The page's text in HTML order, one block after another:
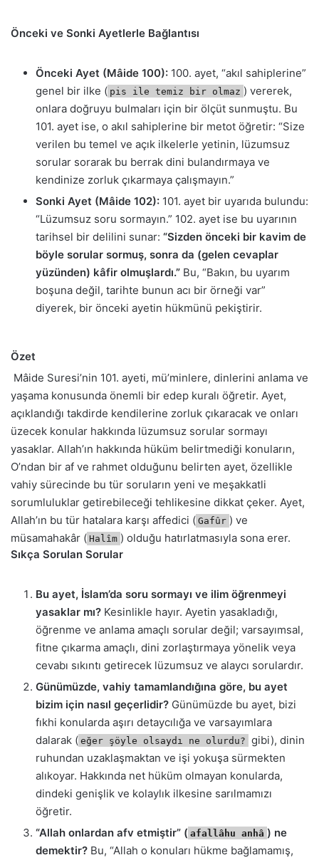
Önceki ve Sonki Ayetlerle Bağlantısı
Önceki Ayet (Mâide 100): 100. ayet, “akıl sahiplerine”
genel bir ilke ( pis ile temiz bir olmaz ) vererek,
onlara doğruyu bulmaları için bir ölçüt sunmuştu. Bu
101. ayet ise, o akıl sahiplerine bir metot öğretir: “Size
verilen bu temel ve açık ilkelerle yetinin, lüzumsuz
sorular sorarak bu berrak dini bulandırmaya ve
kendinize zorluk çıkarmaya çalışmayın.”
Sonki Ayet (Mâide 102): 101. ayet bir uyarıda bulundu:
“Lüzumsuz soru sormayın.” 102. ayet ise bu uyarının
tarihsel bir delilini sunar: “Sizden önceki bir kavim de
böyle sorular sormuş, sonra da (gelen cevaplar
yüzünden) kâfir olmuşlardı.” Bu, “Bakın, bu uyarım
boşuna değil, tarihte bunun acı bir örneği var”
diyerek, bir önceki ayetin hükmünü pekiştirir.
Özet
Mâide Suresi’nin 101. ayeti, mü’minlere, dinlerini anlama ve
yaşama konusunda önemli bir edep kuralı öğretir. Ayet,
açıklandığı takdirde kendilerine zorluk çıkaracak ve onları
üzecek konular hakkında lüzumsuz sorular sormayı
yasaklar. Allah’ın hakkında hüküm belirtmediği konuların,
O’ndan bir af ve rahmet olduğunu belirten ayet, özellikle
vahiy sürecinde bu tür soruların yeni ve meşakkatli
sorumluluklar getirebileceği tehlikesine dikkat çeker. Ayet,
Allah’ın bu tür hatalara karşı affedici ( Gafûr ) ve
müsamahakâr ( Halîm ) olduğu hatırlatmasıyla sona erer.
Sıkça Sorulan Sorular
Bu ayet, İslam’da soru sormayı ve ilim öğrenmeyi
yasaklar mı? Kesinlikle hayır. Ayetin yasakladığı,
öğrenme ve anlama amaçlı sorular değil; varsayımsal,
fitne çıkarma amaçlı, dini zorlaştırmaya yönelik veya
cevabı sıkıntı getirecek lüzumsuz ve alaycı sorulardır.
Günümüzde, vahiy tamamlandığına göre, bu ayet
bizim için nasıl geçerlidir? Günümüzde bu ayet, bizi
fıkhi konularda aşırı detaycılığa ve varsayımlara
dalarak ( eğer şöyle olsaydı ne olurdu? gibi), dinin
ruhundan uzaklaşmaktan ve işi yokuşa sürmekten
alıkoyar. Hakkında net hüküm olmayan konularda,
dindeki genişlik ve kolaylık ilkesine sarılmamızı
öğretir.
“Allah onlardan afv etmiştir” ( afallâhu anhâ ) ne
demektir? Bu, “Allah o konuları hükme bağlamamış,